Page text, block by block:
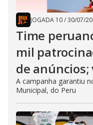
JOGADA 10/30/07/
Time
mil
de anúncios;
A campanha garantiu
Municipal, do Peru